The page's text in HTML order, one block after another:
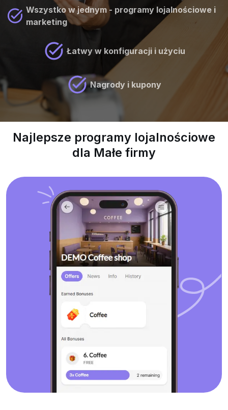
Wszystko w jednym - programy lojalnościowe i
marketing
Łatwy w konfiguracji i użyciu
Nagrody i kupony
Najlepsze programy lojalnościowe
dla Małe firmy